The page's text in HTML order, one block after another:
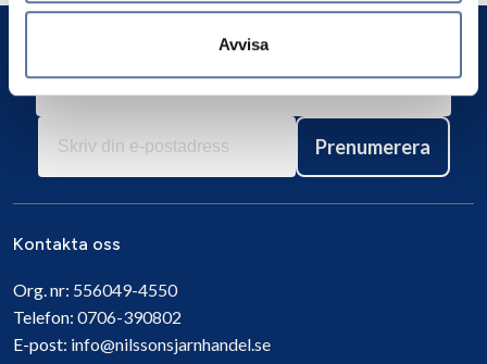
Avvisa
Prenumerera
Kontakta oss
Org. nr: 556049-4550
Telefon: 0706-390802
E-post: info@nilssonsjarnhandel.se